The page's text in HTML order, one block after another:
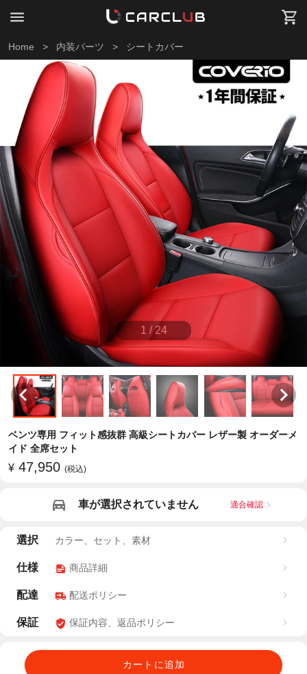
Home > 内装パーツ > シートカバー
1 / 24
ベンツ専用 フィット感抜群 高級シートカバー レザー製 オーダーメ
イド 全席セット
¥ 47,950 (税込)
車が選択されていません 適合確認
選択 カラー、セット、素材
仕様 商品詳細
配達 配送ポリシー
保証 保証内容、返品ポリシー
カートに追加